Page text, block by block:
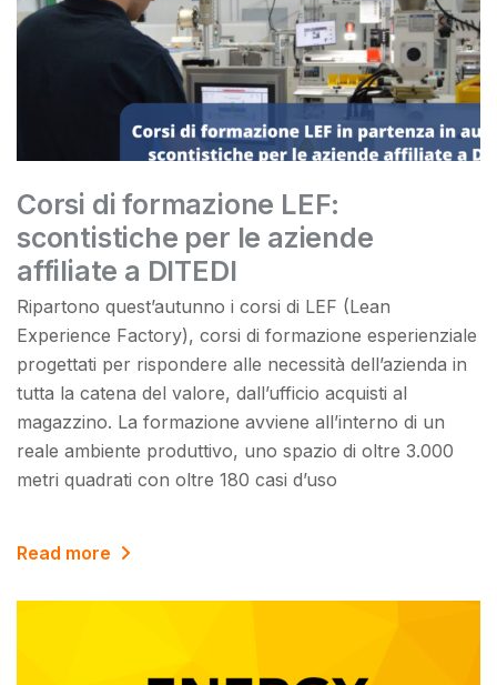
Corsi di formazione LEF:
scontistiche per le aziende
affiliate a DITEDI
Ripartono quest’autunno i corsi di LEF (Lean
Experience Factory), corsi di formazione esperienziale
progettati per rispondere alle necessità dell’azienda in
tutta la catena del valore, dall’ufficio acquisti al
magazzino. La formazione avviene all’interno di un
reale ambiente produttivo, uno spazio di oltre 3.000
metri quadrati con oltre 180 casi d’uso
Read more